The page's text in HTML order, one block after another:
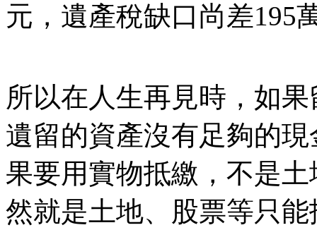
元，遺產稅缺口尚差195
所以在人生再見時，如
遺留的資產沒有足夠的
果要用實物抵繳，不是
然就是土地、股票等只